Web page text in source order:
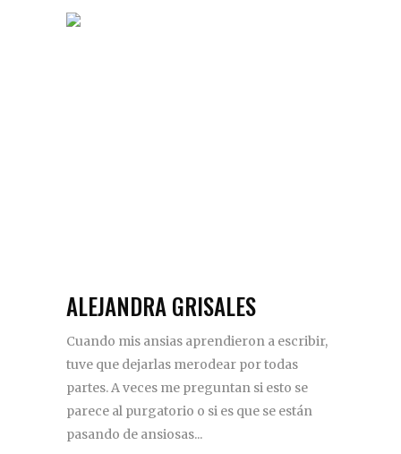
ALEJANDRA GRISALES
Cuando mis ansias aprendieron a escribir,
tuve que dejarlas merodear por todas
partes. A veces me preguntan si esto se
parece al purgatorio o si es que se están
pasando de ansiosas...